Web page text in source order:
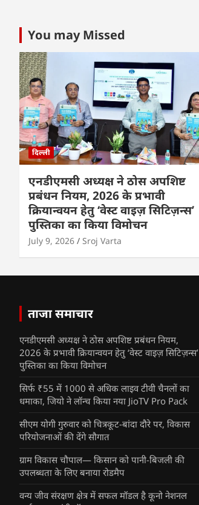
You may Missed
दिल्ली
एनडीएमसी अध्यक्ष ने ठोस अपशिष्ट
प्रबंधन नियम, 2026 के प्रभावी
क्रियान्वयन हेतु ‘वेस्ट वाइज़ सिटिज़न्स’
पुस्तिका का किया विमोचन
July 9, 2026 Sroj Varta
ताजा समाचार
एनडीएमसी अध्यक्ष ने ठोस अपशिष्ट प्रबंधन नियम,
2026 के प्रभावी क्रियान्वयन हेतु ‘वेस्ट वाइज़ सिटिज़न्स’
पुस्तिका का किया विमोचन
सिर्फ ₹55 में 1000 से अधिक लाइव टीवी चैनलों का
धमाका, जियो ने लॉन्च किया नया JioTV Pro Pack
सीएम योगी गुरुवार को चित्रकूट-बांदा दौरे पर, विकास
परियोजनाओं की देंगे सौगात
ग्राम विकास चौपाल— किसान को पानी-बिजली की
उपलब्धता के लिए बनाया रोडमैप
वन्य जीव संरक्षण क्षेत्र में सफल मॉडल है कूनो नेशनल